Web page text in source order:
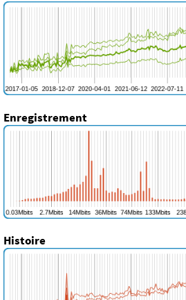
Enregistrement
Histoire